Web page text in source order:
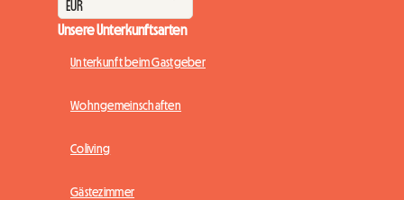
Unsere Unterkunftsarten
Unterkunft beim Gastgeber
Wohngemeinschaften
Coliving
Gästezimmer